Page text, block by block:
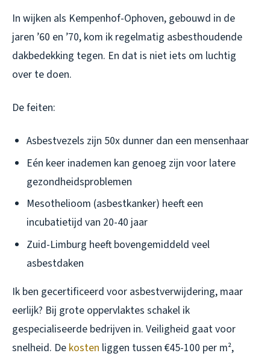
In wijken als Kempenhof-Ophoven, gebouwd in de
jaren ’60 en ’70, kom ik regelmatig asbesthoudende
dakbedekking tegen. En dat is niet iets om luchtig
over te doen.
De feiten:
Asbestvezels zijn 50x dunner dan een mensenhaar
Eén keer inademen kan genoeg zijn voor latere
gezondheidsproblemen
Mesothelioom (asbestkanker) heeft een
incubatietijd van 20-40 jaar
Zuid-Limburg heeft bovengemiddeld veel
asbestdaken
Ik ben gecertificeerd voor asbestverwijdering, maar
eerlijk? Bij grote oppervlaktes schakel ik
gespecialiseerde bedrijven in. Veiligheid gaat voor
snelheid. De kosten liggen tussen €45-100 per m²,